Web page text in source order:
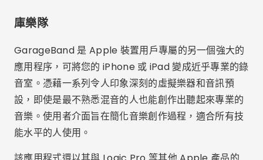
無縫整合而聞名，讓您可以輕鬆地在行動裝置和桌面裝
置之間轉換專案。對於那些尋求在 iOS 裝置上進行音樂
製作的一體化解決方案的人來說，GarageBand 是一
個絕佳的選擇。
Ableton 現場
儘管 Ableton Live 最被認可為桌面軟體，但它與行動
應用程式的整合提供了前所未有的音樂混音和製作體